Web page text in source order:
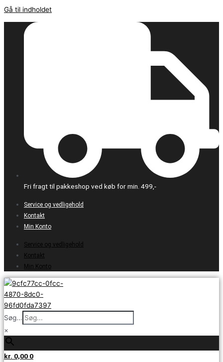
Gå til indholdet
Fri fragt til pakkeshop ved køb for min. 499,-
Service og vedligehold
Kontakt
Min Konto
Service og vedligehold
Kontakt
Min Konto
Søg...
×
kr. 0,00 0